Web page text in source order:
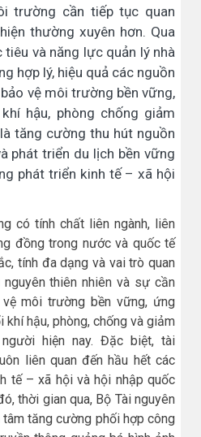
trường cần tiếp tục quan
thường xuyên hơn. Qua
và năng lực quản lý nhà
hợp lý, hiệu quả các nguồn
vệ môi trường bền vững,
hậu, phòng chống giảm
tăng cường thu hút nguồn
phát triển du lịch bền vững
phát triển kinh tế – xã hội
có tính chất liên ngành, liên
đồng trong nước và quốc tế
tính đa dạng và vai trò quan
thiên nhiên và sự cần
môi trường bền vững, ứng
hậu, phòng, chống và giảm
hiện nay. Đặc biệt, tài
liên quan đến hầu hết các
tế – xã hội và hội nhập quốc
thời gian qua, Bộ Tài nguyên
tăng cường phối hợp công